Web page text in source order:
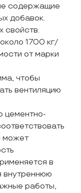
содержащие
добавок.
свойств.
1700 кг/
от марки
чтобы
вентиляцию
цементно-
может
в
внутреннюю
работы,